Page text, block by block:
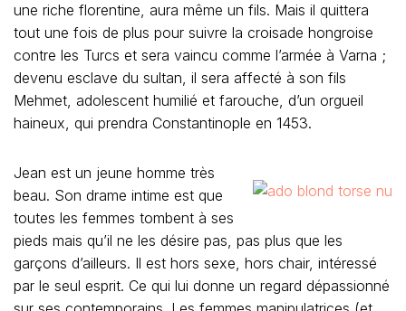
une riche florentine, aura même un fils. Mais il quittera
tout une fois de plus pour suivre la croisade hongroise
contre les Turcs et sera vaincu comme l’armée à Varna ;
devenu esclave du sultan, il sera affecté à son fils
Mehmet, adolescent humilié et farouche, d’un orgueil
haineux, qui prendra Constantinople en 1453.
Jean est un jeune homme très
beau. Son drame intime est que
toutes les femmes tombent à ses
pieds mais qu’il ne les désire pas, pas plus que les
garçons d’ailleurs. Il est hors sexe, hors chair, intéressé
par le seul esprit. Ce qui lui donne un regard dépassionné